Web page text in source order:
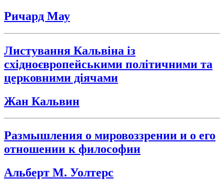
Ричард Мау
Листування Кальвіна із
східноєвропейськими політичними та
церковними діячами
Жан Кальвин
Размышления о мировоззрении и о его
отношении к философии
Альберт М. Уолтерс